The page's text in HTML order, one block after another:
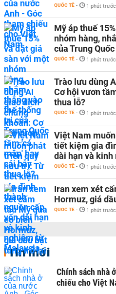
QUỐC TẾ - 1 phút trước
Mỹ áp thuế
nhóm hàng,
của Trung Quốc
QUỐC TẾ - 1 phút trước
Trào lưu dùng
Cơ hội vươn
thua lỗ?
QUỐC TẾ - 1 phút trước
Việt Nam
tiết kiệm gia
dài hạn và
QUỐC TẾ - 1 phút trước
Iran xem xét
Hormuz, giá
QUỐC TẾ - 1 phút trước
Tin mới
Chính sách nhà
chiếu cho Việt